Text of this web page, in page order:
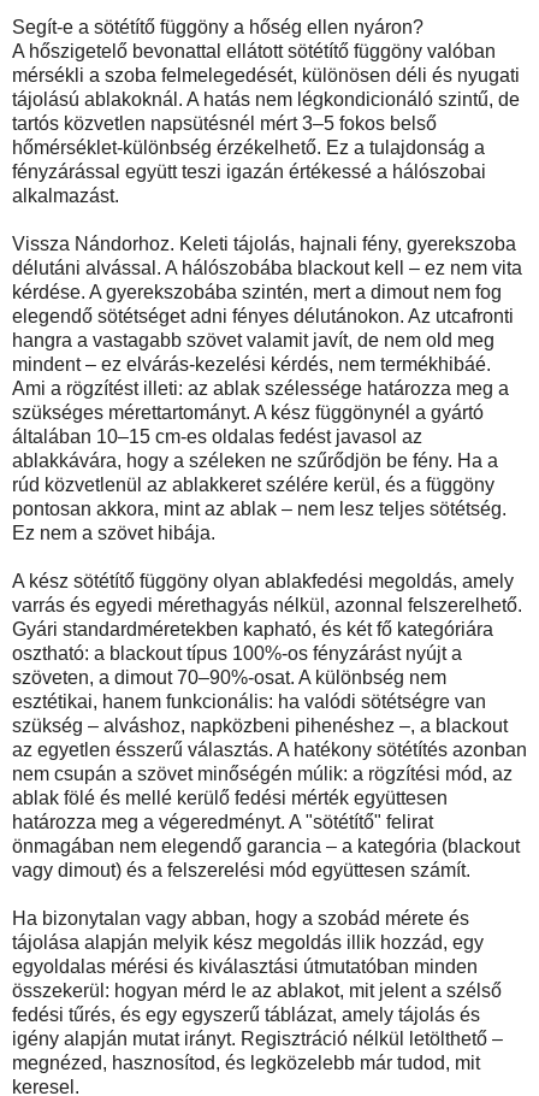
Segít-e a sötétítő függöny a hőség ellen nyáron?
A hőszigetelő bevonattal ellátott sötétítő függöny valóban
mérsékli a szoba felmelegedését, különösen déli és nyugati
tájolású ablakoknál. A hatás nem légkondicionáló szintű, de
tartós közvetlen napsütésnél mért 3–5 fokos belső
hőmérséklet-különbség érzékelhető. Ez a tulajdonság a
fényzárással együtt teszi igazán értékessé a hálószobai
alkalmazást.
Vissza Nándorhoz. Keleti tájolás, hajnali fény, gyerekszoba
délutáni alvással. A hálószobába blackout kell – ez nem vita
kérdése. A gyerekszobába szintén, mert a dimout nem fog
elegendő sötétséget adni fényes délutánokon. Az utcafronti
hangra a vastagabb szövet valamit javít, de nem old meg
mindent – ez elvárás-kezelési kérdés, nem termékhibáé.
Ami a rögzítést illeti: az ablak szélessége határozza meg a
szükséges mérettartományt. A kész függönynél a gyártó
általában 10–15 cm-es oldalas fedést javasol az
ablakkávára, hogy a széleken ne szűrődjön be fény. Ha a
rúd közvetlenül az ablakkeret szélére kerül, és a függöny
pontosan akkora, mint az ablak – nem lesz teljes sötétség.
Ez nem a szövet hibája.
A kész sötétítő függöny olyan ablakfedési megoldás, amely
varrás és egyedi mérethagyás nélkül, azonnal felszerelhető.
Gyári standardméretekben kapható, és két fő kategóriára
osztható: a blackout típus 100%-os fényzárást nyújt a
szöveten, a dimout 70–90%-osat. A különbség nem
esztétikai, hanem funkcionális: ha valódi sötétségre van
szükség – alváshoz, napközbeni pihenéshez –, a blackout
az egyetlen ésszerű választás. A hatékony sötétítés azonban
nem csupán a szövet minőségén múlik: a rögzítési mód, az
ablak fölé és mellé kerülő fedési mérték együttesen
határozza meg a végeredményt. A "sötétítő" felirat
önmagában nem elegendő garancia – a kategória (blackout
vagy dimout) és a felszerelési mód együttesen számít.
Ha bizonytalan vagy abban, hogy a szobád mérete és
tájolása alapján melyik kész megoldás illik hozzád, egy
egyoldalas mérési és kiválasztási útmutatóban minden
összekerül: hogyan mérd le az ablakot, mit jelent a szélső
fedési tűrés, és egy egyszerű táblázat, amely tájolás és
igény alapján mutat irányt. Regisztráció nélkül letölthető –
megnézed, hasznosítod, és legközelebb már tudod, mit
keresel.